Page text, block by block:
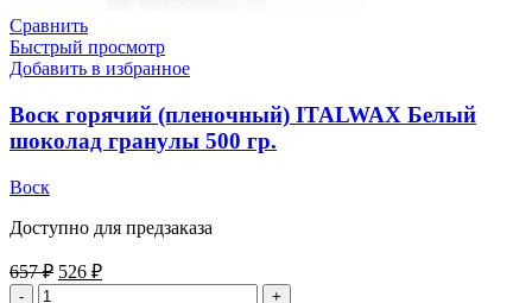
Сравнить
Быстрый просмотр
Добавить в избранное
Воск горячий (пленочный) ITALWAX Белый
шоколад гранулы 500 гр.
Воск
Доступно для предзаказа
657₽ 526 ₽